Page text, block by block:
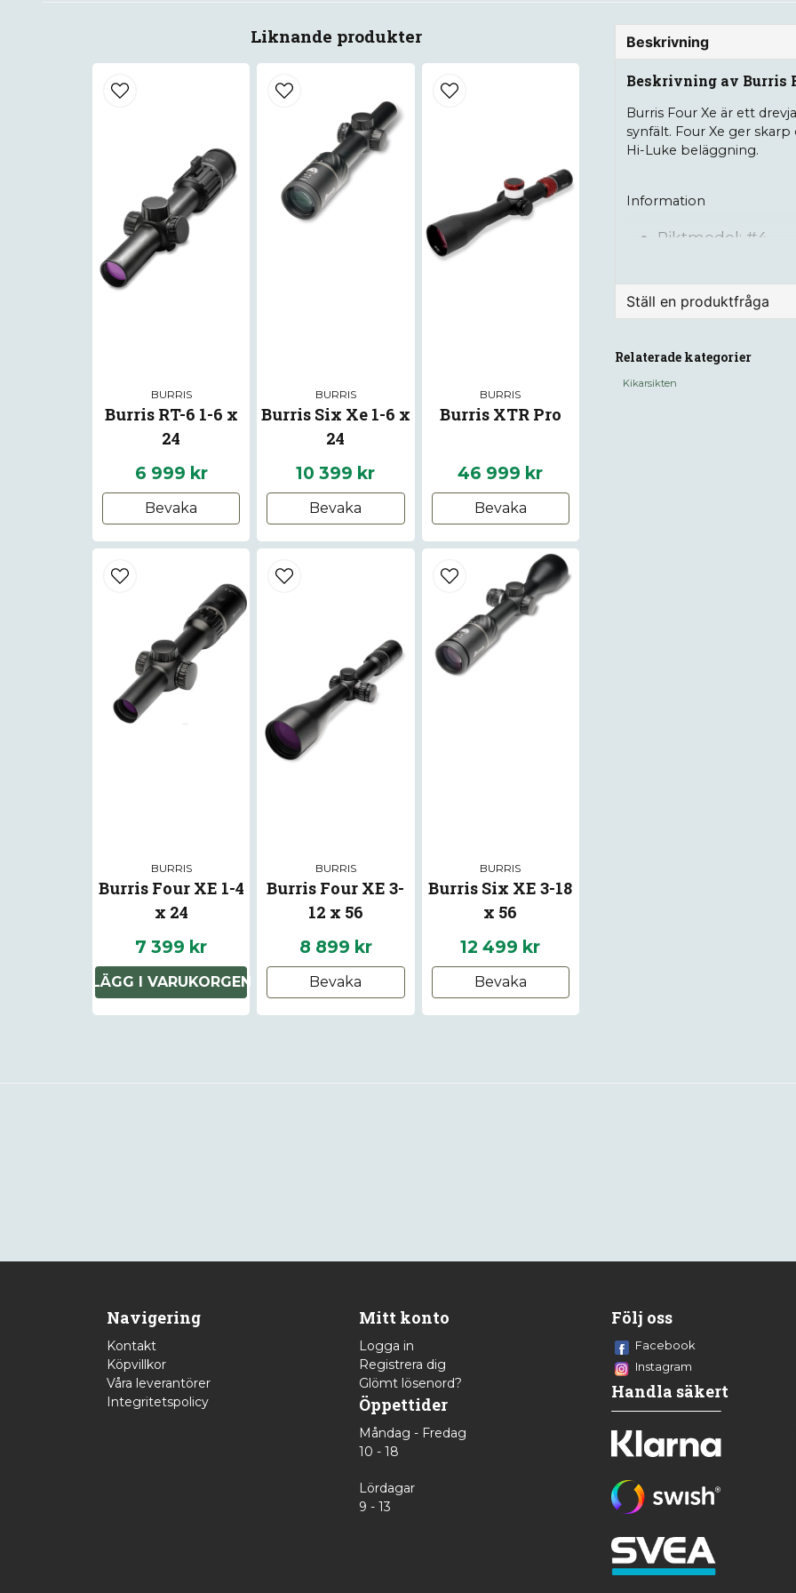
Liknande produkter
BURRIS
Burris RT-6 1-6 x
24
6 999 kr
Bevaka
BURRIS
Burris Six Xe 1-6 x
24
10 399 kr
Bevaka
BURRIS
Burris XTR Pro
46 999 kr
Bevaka
BURRIS
Burris Four XE 1-4
x 24
7 399 kr
LÄGG I VARUKORGEN
BURRIS
Burris Four XE 3-
12 x 56
8 899 kr
Bevaka
BURRIS
Burris Six XE 3-18
x 56
12 499 kr
Bevaka
Beskrivning
Beskrivning av Burris
Burris Four Xe är ett
synfält. Four Xe ger
Hi-Luke beläggning.
Information
Riktmedel: #4
Mellantub: 30mm
Ställ en produktfråga
Fråga oss något om
Relaterade kategorier
Kikarsikten
Navigering
Kontakt
Köpvillkor
Våra leverantörer
Integritetspolicy
Mitt konto
Logga in
Registrera dig
Glömt lösenord?
Öppettider
Måndag - Fredag
10 - 18
Lördagar
9 - 13
Följ oss
Facebook
Instagram
Handla säkert